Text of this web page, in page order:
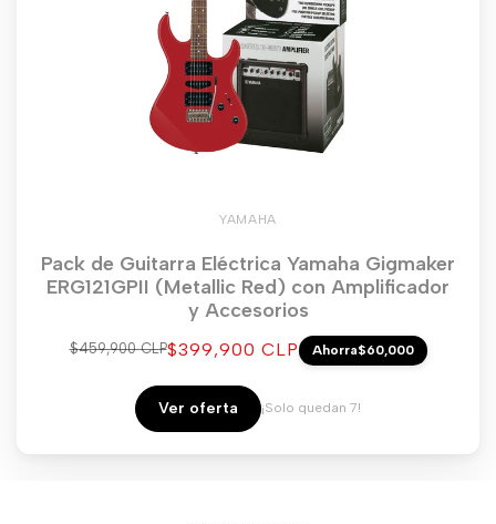
YAMAHA
Pack de Guitarra Eléctrica Yamaha Gigmaker
ERG121GPII (Metallic Red) con Amplificador
y Accesorios
Precio
$459,900 CLPPrecio
venta
$399,900 CLP Ahorra$60,000
Ver oferta ¡Solo quedan 7!